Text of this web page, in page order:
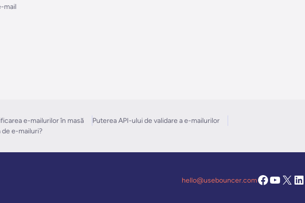
mail
e-mailurilor în masă
Puterea API-ului de validare a e-mailurilor
de e-mailuri?
hello@usebouncer.com